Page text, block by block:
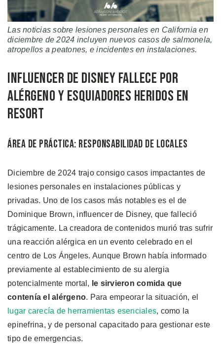
Las noticias sobre lesiones personales en California en
diciembre de 2024 incluyen nuevos casos de salmonela,
atropellos a peatones, e incidentes en instalaciones.
Influencer de Disney Fallece por
Alérgeno y Esquiadores Heridos en
Resort
Área de Práctica: Responsabilidad de Locales
Diciembre de 2024 trajo consigo casos impactantes de
lesiones personales en instalaciones públicas y
privadas. Uno de los casos más notables es el de
Dominique Brown, influencer de Disney, que falleció
trágicamente. La creadora de contenidos murió tras sufrir
una reacción alérgica en un evento celebrado en el
centro de Los Ángeles. Aunque Brown había informado
previamente al establecimiento de su alergia
potencialmente mortal, le sirvieron comida que
contenía el alérgeno. Para empeorar la situación, el
lugar carecía de herramientas esenciales, como la
epinefrina, y de personal capacitado para gestionar este
tipo de emergencias.